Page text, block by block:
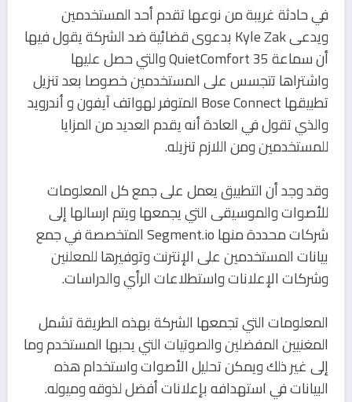
في حادثة غريبة من نوعها تقدم أحد المستخدمين
ويدعى Kyle Zak بدعوى قضائية ضد الشركة يقول فيها
أن سماعة QuietComfort 35 والتي حصل عليها
واشتراها تتجسس على المستخدمين خصوصا بعد تنزيل
تطبيقها Bose Connect المتوفر لهواتف آيفون و أندرويد
والذي تقول في العادة أنه يقدم العديد من المزايا
للمستخدمين ومن اللازم تنزيله.
وقد وجد أن التطبيق يعمل على جمع كل المعلومات
للأصوات والموسيقى التي يجمعها ويتم ارسالها إلى
شركات محددة منها Segment.io المتخصصة في جمع
بيانات المستخدمين على الإنترنت وتوفيرها للمعلنين
وشركات الإعلانات واستطلاعات الرأي والدراسات.
المعلومات التي تجمعها الشركة بهذه الطريقة تشمل
المغنيين المفضلين والصوتيات التي يحبها المستخدم وما
إلى غير ذلك ويمكن تحليل الأصوات واستخدام هذه
البيانات في استهدافه بإعلانات أفضل لذوقه وميوله.